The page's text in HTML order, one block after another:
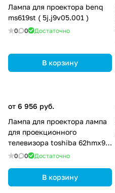
Лампа для проектора benq
ms619st ( 5j.j9v05.001 )
0 0 Достаточно
В корзину
от 6 956 руб.
Лампа для проектора лампа
для проекционного
телевизора toshiba 62hmx95
( d95-lmp / d95-lma )
0 0 Достаточно
В корзину